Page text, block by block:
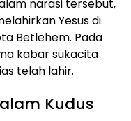
narasi tersebut,
Yesus di
Betlehem. Pada
kabar sukacita
telah lahir.
Kudus